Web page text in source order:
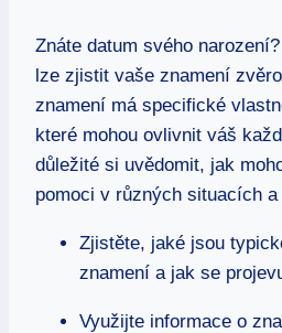
Znáte datum svého
lze zjistit vaše znamení
znamení má specifické
které mohou ovlivnit váš
důležité⁢ si uvědomit, ‌jak⁤
pomoci v​ různých‌ situacích​
Zjistěte, jaké jsou
znamení a jak se
Využijte informace o